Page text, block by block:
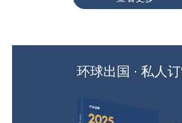
环球出国 · 私人